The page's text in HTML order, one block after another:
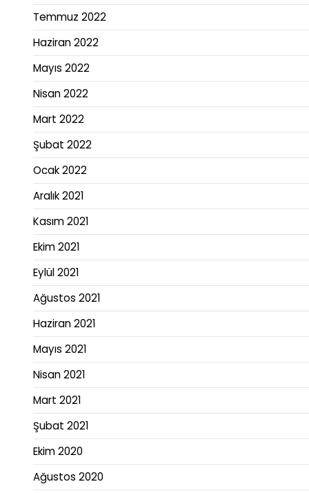
Temmuz 2022
Haziran 2022
Mayıs 2022
Nisan 2022
Mart 2022
Şubat 2022
Ocak 2022
Aralık 2021
Kasım 2021
Ekim 2021
Eylül 2021
Ağustos 2021
Haziran 2021
Mayıs 2021
Nisan 2021
Mart 2021
Şubat 2021
Ekim 2020
Ağustos 2020